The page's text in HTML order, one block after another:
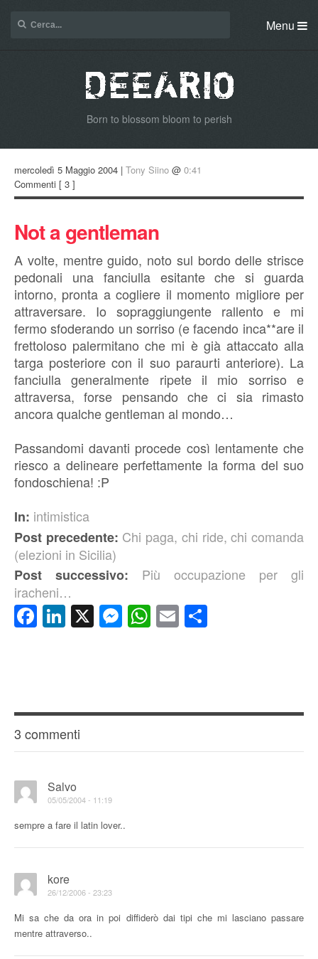
Menu
Born to blossom bloom to perish
mercoledì 5 Maggio 2004 | Tony Siino @ 0:41
Commenti [ 3 ]
Not a gentleman
A volte, mentre guido, noto sul bordo delle strisce
pedonali una fanciulla esitante che si guarda
intorno, pronta a cogliere il momento migliore per
attraversare. Io sopraggiungente rallento e mi
fermo sfoderando un sorriso (e facendo inca**are il
frettoloso palermitano che mi è già attaccato alla
targa posteriore con il suo paraurti anteriore). La
fanciulla generalmente ripete il mio sorriso e
attraversa, forse pensando che ci sia rimasto
ancora qualche gentleman al mondo…
Passandomi davanti procede così lentamente che
riesco a delineare perfettamente la forma del suo
fondoschiena! :P
In: intimistica
Post precedente: Chi paga, chi ride, chi comanda
(elezioni in Sicilia)
Post successivo: Più occupazione per gli
iracheni…
Facebook
LinkedIn
X Messenger
WhatsApp
Email
3 commenti
Salvo
05/05/2004 - 11:19
sempre a fare il latin lover..
kore
26/12/2006 - 23:23
Mi sa che da ora in poi diffiderò dai tipi che mi lasciano passare
mentre attraverso..